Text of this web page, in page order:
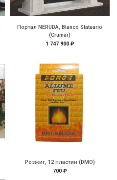
Портал NERUDA, Blanco Statuario
(Crumar)
1 747 900 ₽
Розжиг, 12 пластин (DMO)
700 ₽